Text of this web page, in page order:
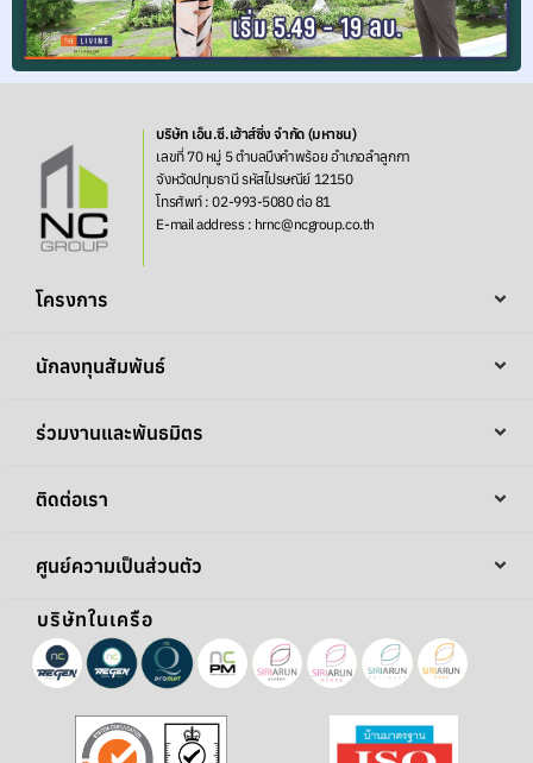
บริษัท เอ็น.ซี.เฮ้าส์ซิ่ง จำกัด (มหาชน)
เลขที่ 70 หมู่ 5 ตำบลบึงคำพร้อย อำเภอลำลูกกา
จังหวัดปทุมธานี รหัสไปรษณีย์ 12150
โทรศัพท์ : 02-993-5080 ต่อ 81
E-mail address : hrnc@ncgroup.co.th
โครงการ
นักลงทุนสัมพันธ์
ร่วมงานและพันธมิตร
ติดต่อเรา
ศูนย์ความเป็นส่วนตัว
บริษัทในเครือ